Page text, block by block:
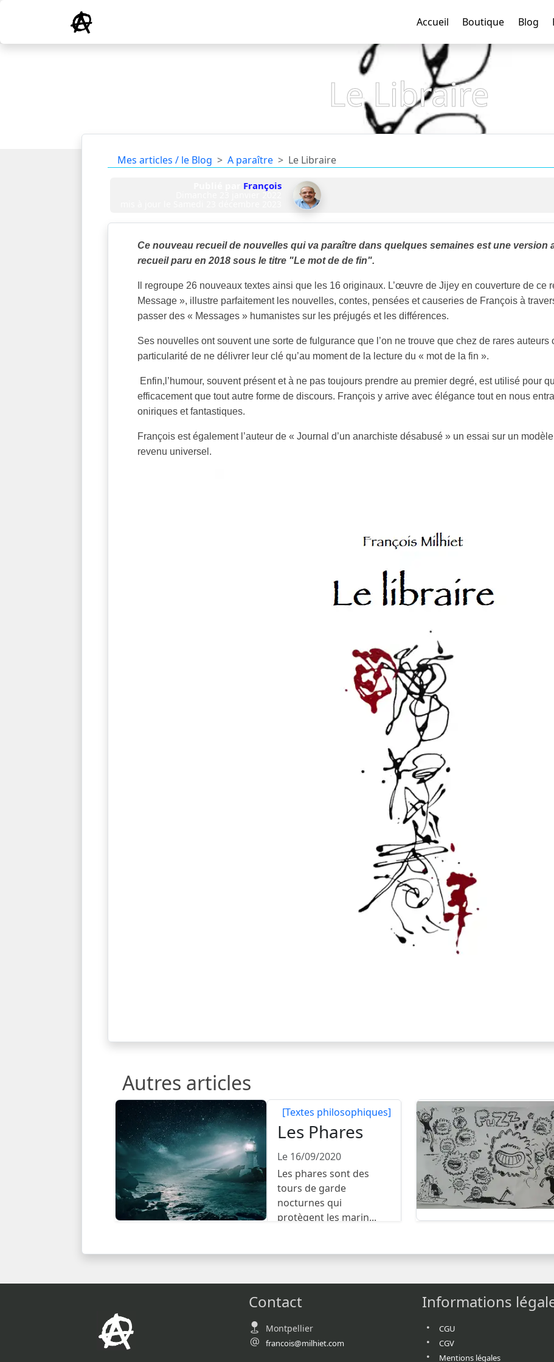
Accueil Boutique Blog
Le Libraire
Mes articles / le Blog A paraître Le Libraire
François
Dimanche 23 janvier 2022
Ce nouveau recueil de nouvelles qui va paraître dans quelques semaines est une version
recueil paru en 2018 sous le titre "Le mot de de fin".
Il regroupe 26 nouveaux textes ainsi que les 16 originaux. L’œuvre de Jijey en couverture de ce
Message », illustre parfaitement les nouvelles, contes, pensées et causeries de François à
passer des « Messages » humanistes sur les préjugés et les différences.
Ses nouvelles ont souvent une sorte de fulgurance que l’on ne trouve que chez de rares auteurs
particularité de ne délivrer leur clé qu’au moment de la lecture du « mot de la fin ».
Enfin,l’humour, souvent présent et à ne pas toujours prendre au premier degré, est utilisé pour
efficacement que tout autre forme de discours. François y arrive avec élégance tout en nous
oniriques et fantastiques.
François est également l’auteur de « Journal d’un anarchiste désabusé » un essai sur un
revenu universel.​
Autres articles
[Textes philosophiques]
Les Phares
Le 16/09/2020
Les phares sont des
tours de garde
nocturnes qui
protègent les marin...
Contact
Montpellier
francois@milhiet.com
Informations
CGU
CGV
Mentions légales